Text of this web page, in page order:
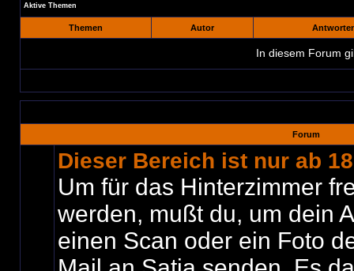
Aktive Themen
Themen Autor
In diesem Forum
Forum
Dieser Bereich ist nur ab
Um für das Hinterzimmer
werden, mußt du, um dein
einen Scan oder ein Foto